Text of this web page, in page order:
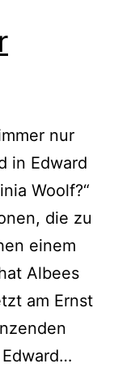
nur
in Edward
Woolf?“
die zu
einem
Albees
am Ernst